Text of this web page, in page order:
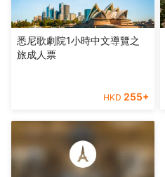
悉尼歌劇院1小時中文導覽之
旅成人票
HKD 255+